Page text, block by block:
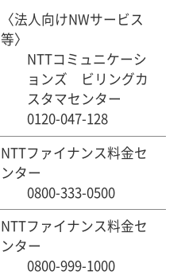
〈法人向けNWサービス
等〉
NTTコミュニケーシ
ョンズ ビリングカ
スタマセンター
0120-047-128
NTTファイナンス料金セ
ンター
0800-333-0500
NTTファイナンス料金セ
ンター
0800-999-1000